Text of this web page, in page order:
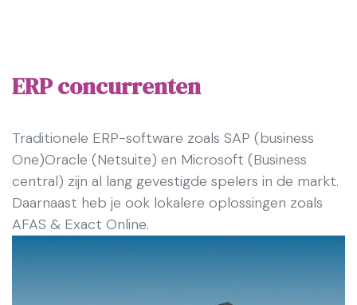
ERP concurrenten
Traditionele ERP-software zoals SAP (business
One)Oracle (Netsuite) en Microsoft (Business
central) zijn al lang gevestigde spelers in de markt.
Daarnaast heb je ook lokalere oplossingen zoals
AFAS & Exact Online.